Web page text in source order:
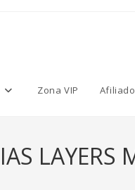
Zona VIP
LAYERS